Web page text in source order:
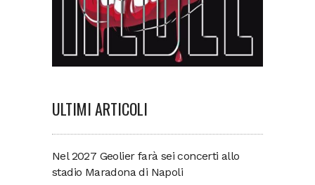
ULTIMI ARTICOLI
Nel 2027 Geolier farà sei concerti allo
stadio Maradona di Napoli